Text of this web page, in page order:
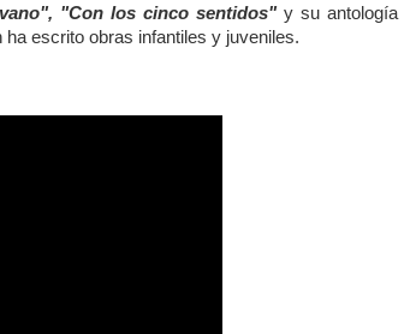
"Con los cinco sentidos" y su antología
escrito obras infantiles y juveniles.